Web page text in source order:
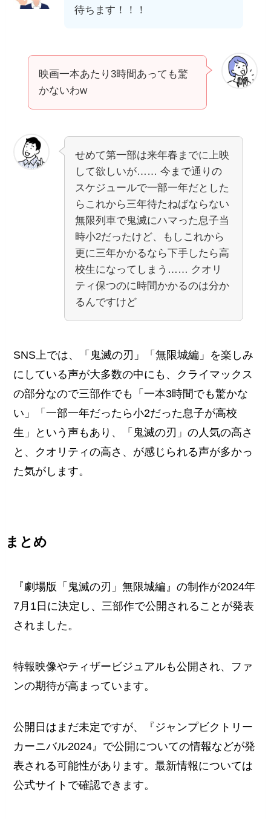
待ちます！！！
映画一本あたり3時間あっても驚
かないわw
せめて第一部は来年春までに上映
して欲しいが…… 今まで通りの
スケジュールで一部一年だとした
らこれから三年待たねばならない
無限列車で鬼滅にハマった息子当
時小2だったけど、もしこれから
更に三年かかるなら下手したら高
校生になってしまう…… クオリ
ティ保つのに時間かかるのは分か
るんですけど
SNS上では、「鬼滅の刃」「無限城編」を楽しみ
にしている声が大多数の中にも、クライマックス
の部分なので三部作でも「一本3時間でも驚かな
い」「一部一年だったら小2だった息子が高校
生」という声もあり、「鬼滅の刃」の人気の高さ
と、クオリティの高さ、が感じられる声が多かっ
た気がします。
まとめ
『劇場版「鬼滅の刃」無限城編』の制作が2024年
7月1日に決定し、三部作で公開されることが発表
されました。
特報映像やティザービジュアルも公開され、ファ
ンの期待が高まっています。
公開日はまだ未定ですが、『ジャンプビクトリー
カーニバル2024』で公開についての情報などが発
表される可能性があります。最新情報については
公式サイトで確認できます。